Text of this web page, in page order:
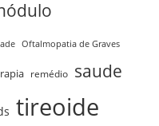
Oftalmopatia de Graves
remédio saude
tireoide